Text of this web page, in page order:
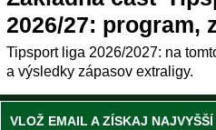
2026/27: program,
Tipsport liga 2026/2027: na
a výsledky zápasov extraligy.
VLOŽ EMAIL A ZÍSKAJ NAJVYŠŠÍ